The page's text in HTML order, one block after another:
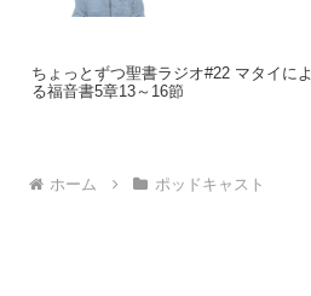
ちょっとずつ聖書ラジオ#22 マタイによ
る福音書5章13～16節
ホーム ポッドキャスト